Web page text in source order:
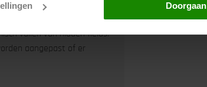
Doorgaan
vullen van hidden fields.
aangepast of er